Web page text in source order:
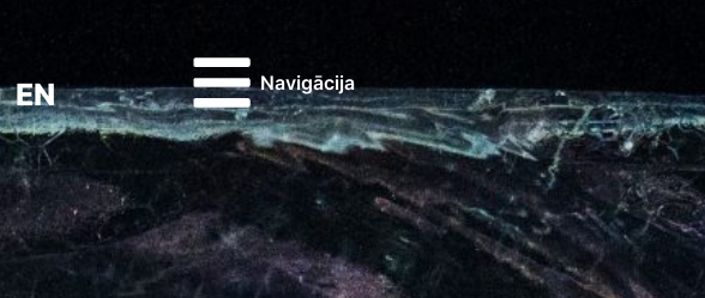
EN Navigācija